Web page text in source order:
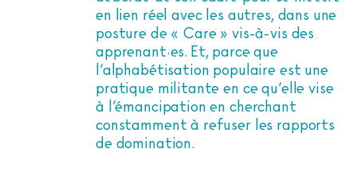
en lien réel avec les autres, dans une
posture de « Care » vis-à-vis des
apprenant·es. Et, parce que
l’alphabétisation populaire est une
pratique militante en ce qu’elle vise
à l’émancipation en cherchant
constamment à refuser les rapports
de domination.